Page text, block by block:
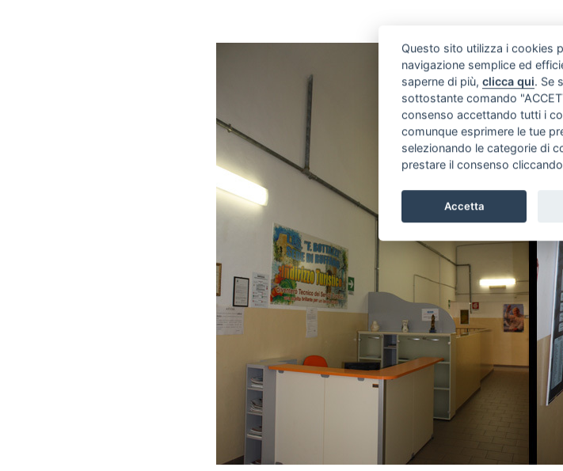
Questo sito utilizza i cookies
navigazione semplice ed
saperne di più,clicca qui. Se
sottostante comando
consenso accettando tutti i
comunque esprimere le tue
selezionando le categorie di
prestare il consenso
Accetta